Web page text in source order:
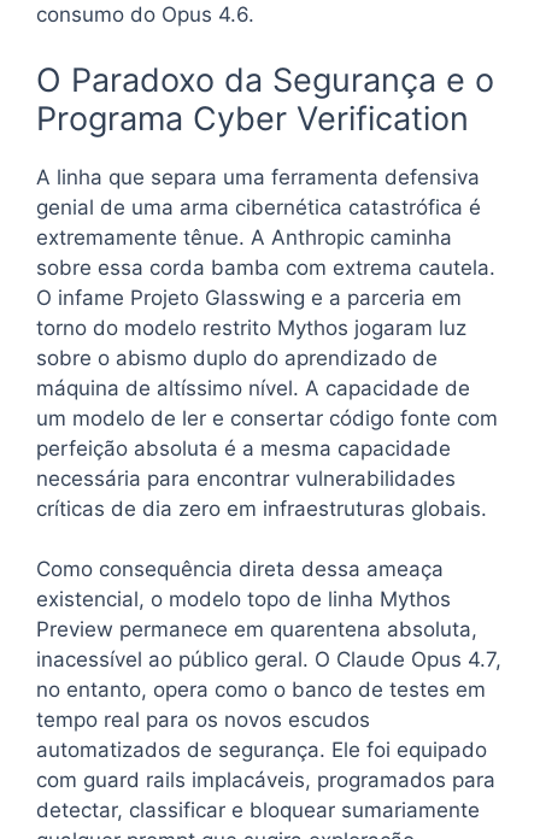
consumo do Opus 4.6.
O Paradoxo da Segurança e o
Programa Cyber Verification
A linha que separa uma ferramenta defensiva
genial de uma arma cibernética catastrófica é
extremamente tênue. A Anthropic caminha
sobre essa corda bamba com extrema cautela.
O infame Projeto Glasswing e a parceria em
torno do modelo restrito Mythos jogaram luz
sobre o abismo duplo do aprendizado de
máquina de altíssimo nível. A capacidade de
um modelo de ler e consertar código fonte com
perfeição absoluta é a mesma capacidade
necessária para encontrar vulnerabilidades
críticas de dia zero em infraestruturas globais.
Como consequência direta dessa ameaça
existencial, o modelo topo de linha Mythos
Preview permanece em quarentena absoluta,
inacessível ao público geral. O Claude Opus 4.7,
no entanto, opera como o banco de testes em
tempo real para os novos escudos
automatizados de segurança. Ele foi equipado
com guard rails implacáveis, programados para
detectar, classificar e bloquear sumariamente